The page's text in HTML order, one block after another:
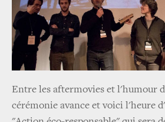
Entre les aftermovies et l'humour
cérémonie avance et voici l'heure